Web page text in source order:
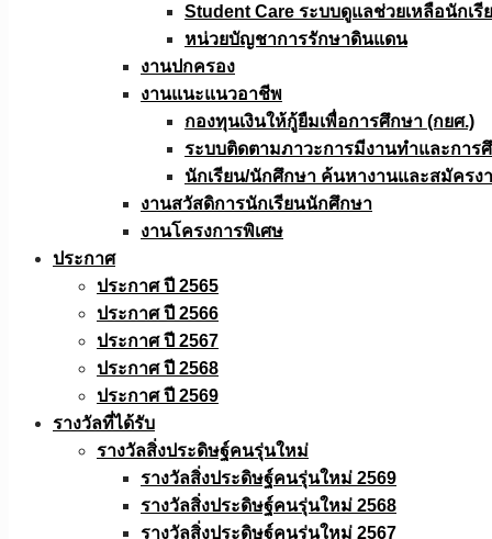
Student Care ระบบดูแลช่วยเหลือนักเรี
หน่วยบัญชาการรักษาดินแดน
งานปกครอง
งานแนะแนวอาชีพ
กองทุนเงินให้กู้ยืมเพื่อการศึกษา (กยศ.)
ระบบติดตามภาวะการมีงานทำและการ
นักเรียน/นักศึกษา ค้นหางานและสมัครง
งานสวัสดิการนักเรียนนักศึกษา
งานโครงการพิเศษ
ประกาศ
ประกาศ ปี 2565
ประกาศ ปี 2566
ประกาศ ปี 2567
ประกาศ ปี 2568
ประกาศ ปี 2569
รางวัลที่ได้รับ
รางวัลสิ่งประดิษฐ์คนรุ่นใหม่
รางวัลสิ่งประดิษฐ์คนรุ่นใหม่ 2569
รางวัลสิ่งประดิษฐ์คนรุ่นใหม่ 2568
รางวัลสิ่งประดิษฐ์คนรุ่นใหม่ 2567